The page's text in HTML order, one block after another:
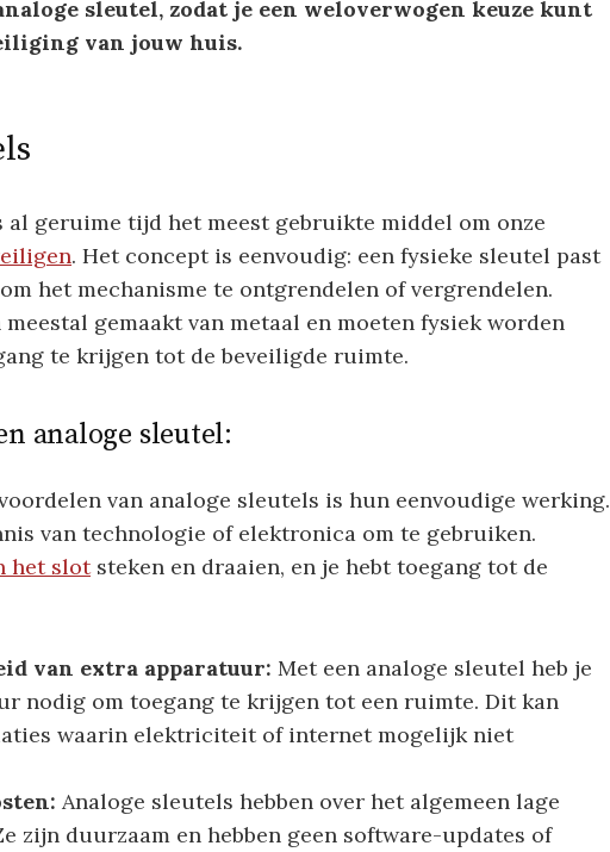
sleutel, zodat je een weloverwogen keuze kunt
van jouw huis.
al geruime tijd het meest gebruikte middel om onze
. Het concept is eenvoudig: een fysieke sleutel past
het mechanisme te ontgrendelen of vergrendelen.
gemaakt van metaal en moeten fysiek worden
te krijgen tot de beveiligde ruimte.
analoge sleutel:
van analoge sleutels is hun eenvoudige werking.
van technologie of elektronica om te gebruiken.
het slotsteken en draaien, en je hebt toegang tot de
van extra apparatuur: Met een analoge sleutel heb je
nodig om toegang te krijgen tot een ruimte. Dit kan
waarin elektriciteit of internet mogelijk niet
Analoge sleutels hebben over het algemeen lage
zijn duurzaam en hebben geen software-updates of